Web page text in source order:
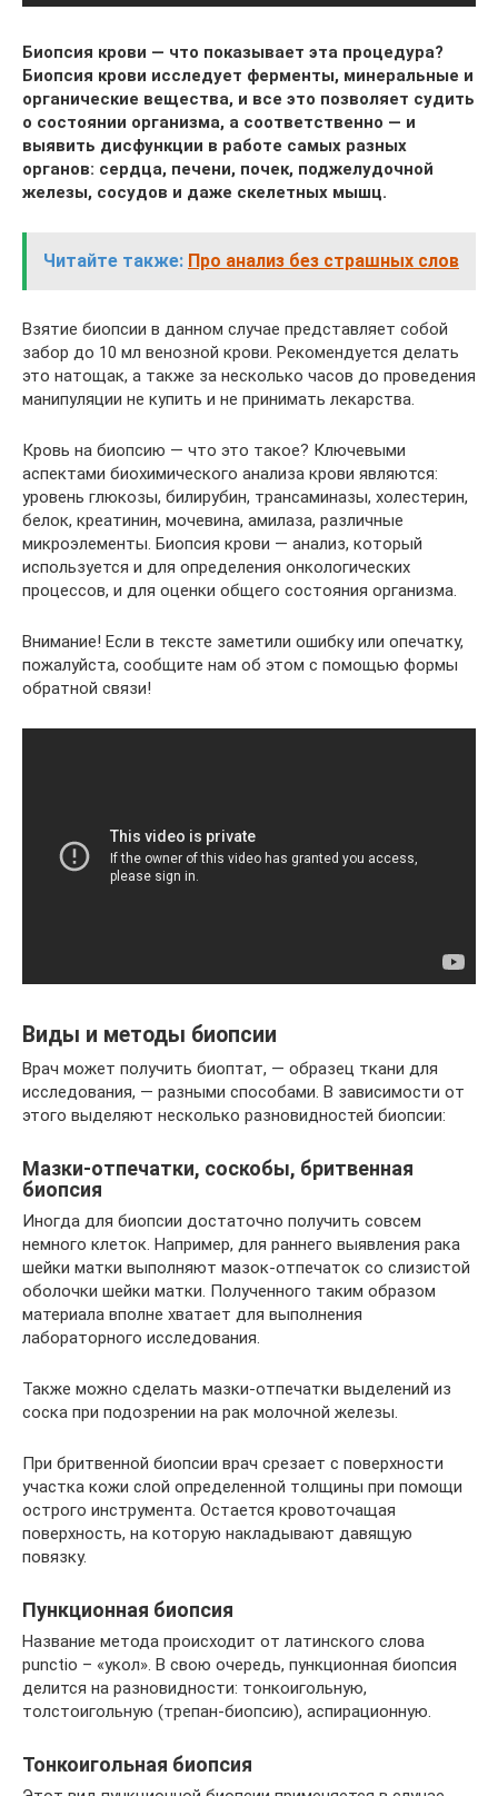
Биопсия крови — что показывает эта процедура?
Биопсия крови исследует ферменты, минеральные и
органические вещества, и все это позволяет судить
о состоянии организма, а соответственно — и
выявить дисфункции в работе самых разных
органов: сердца, печени, почек, поджелудочной
железы, сосудов и даже скелетных мышц.
Читайте также: Про анализ без страшных слов
Взятие биопсии в данном случае представляет собой
забор до 10 мл венозной крови. Рекомендуется делать
это натощак, а также за несколько часов до проведения
манипуляции не купить и не принимать лекарства.
Кровь на биопсию — что это такое? Ключевыми
аспектами биохимического анализа крови являются:
уровень глюкозы, билирубин, трансаминазы, холестерин,
белок, креатинин, мочевина, амилаза, различные
микроэлементы. Биопсия крови — анализ, который
используется и для определения онкологических
процессов, и для оценки общего состояния организма.
Внимание! Если в тексте заметили ошибку или опечатку,
пожалуйста, сообщите нам об этом с помощью формы
обратной связи!
Виды и методы биопсии
Врач может получить биоптат, — образец ткани для
исследования, — разными способами. В зависимости от
этого выделяют несколько разновидностей биопсии:
Мазки-отпечатки, соскобы, бритвенная
биопсия
Иногда для биопсии достаточно получить совсем
немного клеток. Например, для раннего выявления рака
шейки матки выполняют мазок-отпечаток со слизистой
оболочки шейки матки. Полученного таким образом
материала вполне хватает для выполнения
лабораторного исследования.
Также можно сделать мазки-отпечатки выделений из
соска при подозрении на рак молочной железы.
При бритвенной биопсии врач срезает с поверхности
участка кожи слой определенной толщины при помощи
острого инструмента. Остается кровоточащая
поверхность, на которую накладывают давящую
повязку.
Пункционная биопсия
Название метода происходит от латинского слова
punctio – «укол». В свою очередь, пункционная биопсия
делится на разновидности: тонкоигольную,
толстоигольную (трепан-биопсию), аспирационную.
Тонкоигольная биопсия